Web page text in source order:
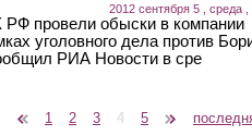
2012 сентября 5 , среда ,
провели обыски в компании
уголовного дела против
РИА Новости в сре
1 2 3 4 5